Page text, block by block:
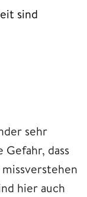
sind
sehr
dass
hier auch